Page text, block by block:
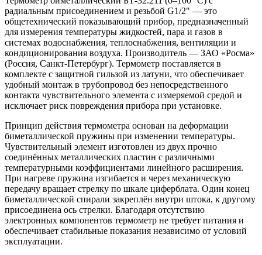
радиальным присоединением и резьбой G1/2" — это
общетехнический показывающий прибор, предназначенный
для измерения температуры жидкостей, пара и газов в
системах водоснабжения, теплоснабжения, вентиляции и
кондиционирования воздуха. Производитель — ЗАО «Росма»
(Россия, Санкт-Петербург). Термометр поставляется в
комплекте с защитной гильзой из латуни, что обеспечивает
удобный монтаж в трубопровод без непосредственного
контакта чувствительного элемента с измеряемой средой и
исключает риск повреждения прибора при установке.
Принцип действия термометра основан на деформации
биметаллической пружины при изменении температуры.
Чувствительный элемент изготовлен из двух прочно
соединённых металлических пластин с различными
температурными коэффициентами линейного расширения.
При нагреве пружина изгибается и через механическую
передачу вращает стрелку по шкале циферблата. Один конец
биметаллической спирали закреплён внутри штока, к другому
присоединена ось стрелки. Благодаря отсутствию
электронных компонентов термометр не требует питания и
обеспечивает стабильные показания независимо от условий
эксплуатации.